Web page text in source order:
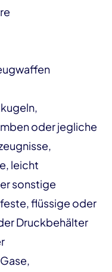
oder jegliche
leicht
sonstige
flüssige oder
Druckbehälter